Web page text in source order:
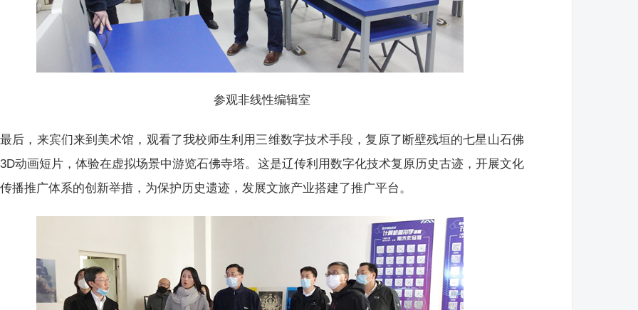
参观非线性编辑室
最后，来宾们来到美术馆，观看了我校师生利用三维数字技术手段，复原了断壁残垣的七星山石佛
动画短片，体验在虚拟场景中游览石佛寺塔。这是辽传利用数字化技术复原历史古迹，开展文化
播推广体系的创新举措，为保护历史遗迹，发展文旅产业搭建了推广平台。